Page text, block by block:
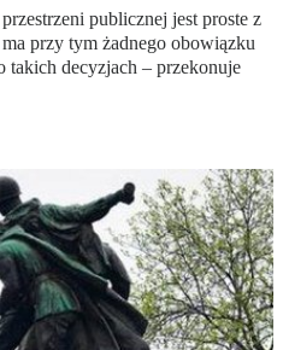
publicznej jest proste z
przy tym żadnego obowiązku
takich decyzjach – przekonuje